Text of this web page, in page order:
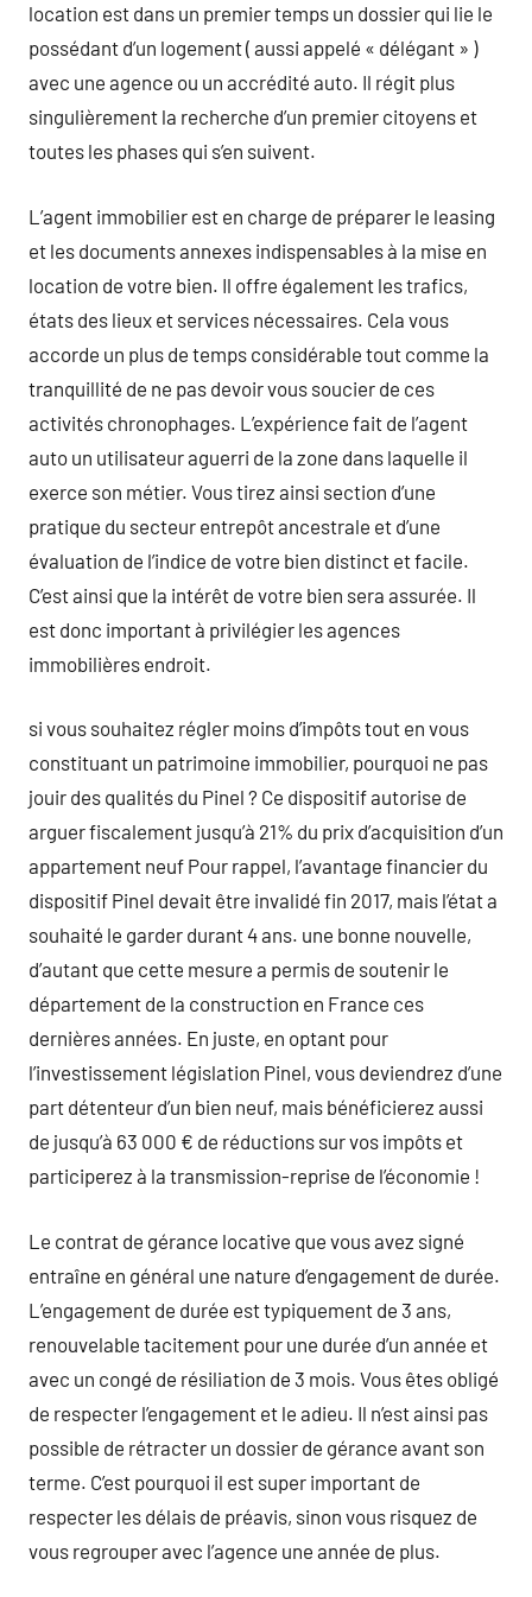
location est dans un premier temps un dossier qui lie le
possédant d’un logement ( aussi appelé « délégant » )
avec une agence ou un accrédité auto. Il régit plus
singulièrement la recherche d’un premier citoyens et
toutes les phases qui s’en suivent.
L’agent immobilier est en charge de préparer le leasing
et les documents annexes indispensables à la mise en
location de votre bien. Il offre également les trafics,
états des lieux et services nécessaires. Cela vous
accorde un plus de temps considérable tout comme la
tranquillité de ne pas devoir vous soucier de ces
activités chronophages. L’expérience fait de l’agent
auto un utilisateur aguerri de la zone dans laquelle il
exerce son métier. Vous tirez ainsi section d’une
pratique du secteur entrepôt ancestrale et d’une
évaluation de l’indice de votre bien distinct et facile.
C’est ainsi que la intérêt de votre bien sera assurée. Il
est donc important à privilégier les agences
immobilières endroit.
si vous souhaitez régler moins d’impôts tout en vous
constituant un patrimoine immobilier, pourquoi ne pas
jouir des qualités du Pinel ? Ce dispositif autorise de
arguer fiscalement jusqu’à 21% du prix d’acquisition d’un
appartement neuf Pour rappel, l’avantage financier du
dispositif Pinel devait être invalidé fin 2017, mais l’état a
souhaité le garder durant 4 ans. une bonne nouvelle,
d’autant que cette mesure a permis de soutenir le
département de la construction en France ces
dernières années. En juste, en optant pour
l’investissement législation Pinel, vous deviendrez d’une
part détenteur d’un bien neuf, mais bénéficierez aussi
de jusqu’à 63 000 € de réductions sur vos impôts et
participerez à la transmission-reprise de l’économie !
Le contrat de gérance locative que vous avez signé
entraîne en général une nature d’engagement de durée.
L’engagement de durée est typiquement de 3 ans,
renouvelable tacitement pour une durée d’un année et
avec un congé de résiliation de 3 mois. Vous êtes obligé
de respecter l’engagement et le adieu. Il n’est ainsi pas
possible de rétracter un dossier de gérance avant son
terme. C’est pourquoi il est super important de
respecter les délais de préavis, sinon vous risquez de
vous regrouper avec l’agence une année de plus.